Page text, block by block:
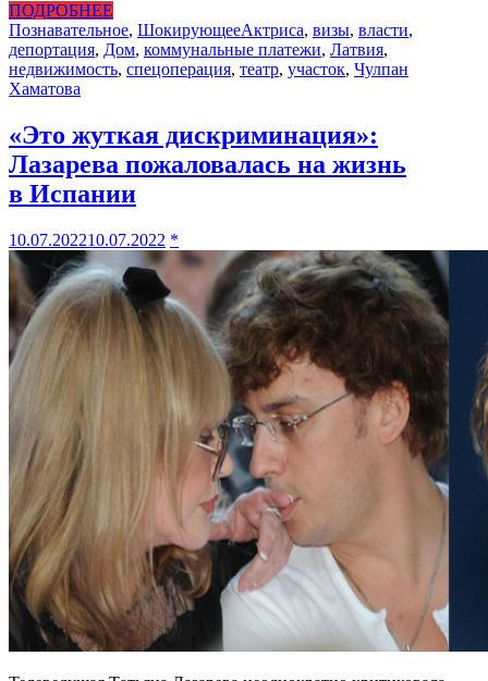
ПОДРОБНЕЕ
Познавательное, ШокирующееАктриса, визы, власти,
депортация, Дом, коммунальные платежи, Латвия,
недвижимость, спецоперация, театр, участок, Чулпан
Хаматова
«Это жуткая дискриминация»:
Лазарева пожаловалась на жизнь
в Испании
10.07.202210.07.2022 *